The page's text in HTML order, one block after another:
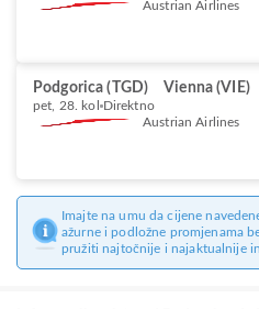
Austrian Airlines
Podgorica (TGD) Vienna (VIE)
pet, 28. kol Direktno
Austrian Airlines
Imajte na umu da cijene
ažurne i podložne promjenama
pružiti najtočnije i najaktualnije